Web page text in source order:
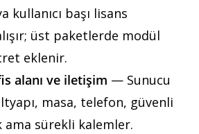
kullanıcı başı lisans
üst paketlerde modül
eklenir.
alanı ve iletişim — Sunucu
masa, telefon, güvenli
ama sürekli kalemler.